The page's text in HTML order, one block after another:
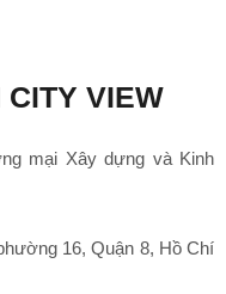
CITY VIEW
mại Xây dựng và Kinh
16, Quận 8, Hồ Chí